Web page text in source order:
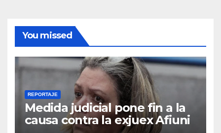
You missed
REPORTAJE
Medida judicial pone fin a la
causa contra la exjuex Afiuni